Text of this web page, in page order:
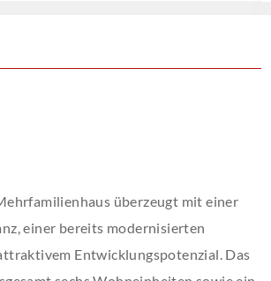
überzeugt mit einer
einer bereits modernisierten
Entwicklungspotenzial. Das